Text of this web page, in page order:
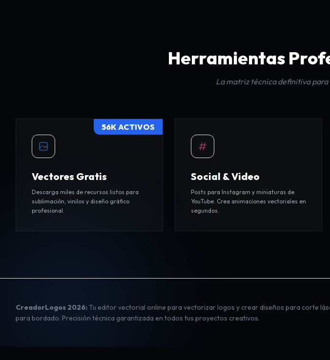
Herramientas
La matriz técnica definitiva
56K ACTIVOS
Vectores Gratis
Descarga miles de recursos listos para
sublimación, vinilos y diseño gráfico
profesional.
Social & Video
Posts para Instagram y miniaturas de
YouTube. Crea animaciones vectoriales en
segundos.
CreadorLogos 2026:Tu editor vectorial online para vectorizar logos y crear diseños para corte
para bordado. Precisión técnica garantizada en todos tus proyectos creativos.